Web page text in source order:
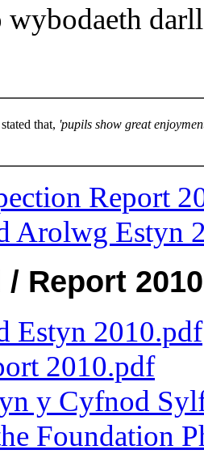
wybodaeth
that, 'pupils show great
Report
Arolwg Estyn
Report 2010
Estyn 2010.pdf
2010.pdf
y Cyfnod
Foundation